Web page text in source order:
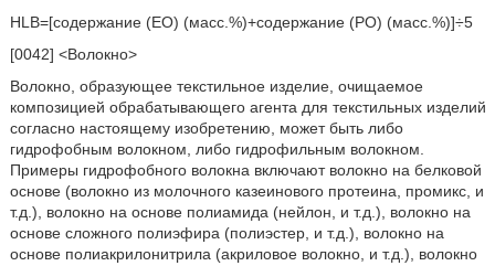
HLB=[содержание (ЕО) (масс.%)+содержание (РО) (масс.%)]÷5
[0042] <Волокно>
Волокно, образующее текстильное изделие, очищаемое
композицией обрабатывающего агента для текстильных изделий
согласно настоящему изобретению, может быть либо
гидрофобным волокном, либо гидрофильным волокном.
Примеры гидрофобного волокна включают волокно на белковой
основе (волокно из молочного казеинового протеина, промикс, и
т.д.), волокно на основе полиамида (нейлон, и т.д.), волокно на
основе сложного полиэфира (полиэстер, и т.д.), волокно на
основе полиакрилонитрила (акриловое волокно, и т.д.), волокно